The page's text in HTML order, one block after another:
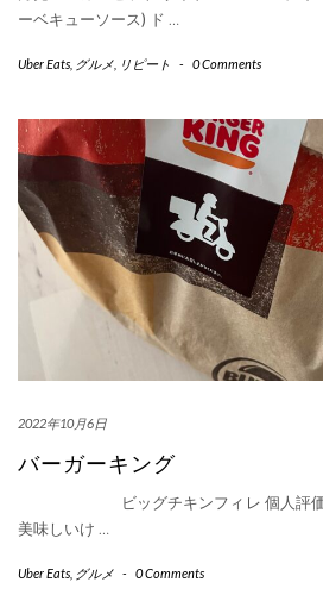
ーベキューソース) ド …
Uber Eats グルメ リピート - 0 Comments
2022年10月6日
バーガーキング
ビッグチキンフィレ 個人評
美味しいけ …
Uber Eats グルメ - 0 Comments